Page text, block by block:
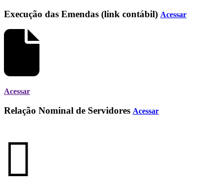
Execução das Emendas (link contábil) Acessar
Acessar
Relação Nominal de Servidores Acessar